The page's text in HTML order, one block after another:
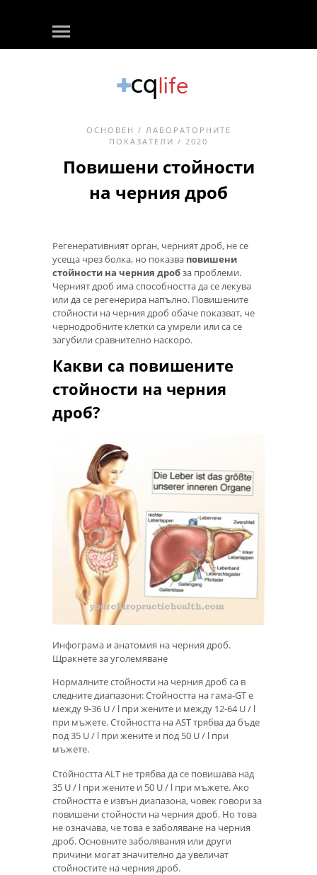
ОСНОВЕН / ЛАБОРАТОРНИТЕ
ПОКАЗАТЕЛИ / 2020
Повишени стойности
на черния дроб
Регенеративният орган, черният дроб, не се
усеща чрез болка, но показва повишени
стойности на черния дробза проблеми.
Черният дроб има способността да се лекува
или да се регенерира напълно. Повишените
стойности на черния дроб обаче показват, че
чернодробните клетки са умрели или са се
загубили сравнително наскоро.
Какви са повишените
стойности на черния
дроб?
Инфограма и анатомия на черния дроб.
Щракнете за уголемяване
Нормалните стойности на черния дроб са в
следните диапазони: Стойността на гама-GT е
между 9-36 U / l при жените и между 12-64 U / l
при мъжете. Стойността на AST трябва да бъде
под 35 U / l при жените и под 50 U / l при
мъжете.
Стойността ALT не трябва да се повишава над
35 U / l при жените и 50 U / l при мъжете. Ако
стойността е извън диапазона, човек говори за
повишени стойности на черния дроб. Но това
не означава, че това е заболяване на черния
дроб. Основните заболявания или други
причини могат значително да увеличат
стойностите на черния дроб.